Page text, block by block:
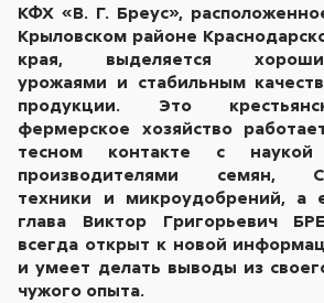
КФХ «В. Г. Бреус»,
Крыловском районе
края, выделяется
урожаями и стабильным
продукции. Это
фермерское хозяйство
тесном контакте с
производителями семян,
техники и микроудобрений, а
глава Виктор Григорьевич
всегда открыт к новой
и умеет делать выводы из
чужого опыта.